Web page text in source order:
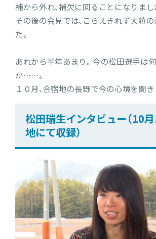
補から外れ、補欠に回ることになりまし
その後の会見では、こらえきれず大粒
た。
あれから半年あまり。今の松田選手は
か……。
１０月、合宿地の長野で今の心境を聞き
松田瑞生インタビュー（10
地にて収録）